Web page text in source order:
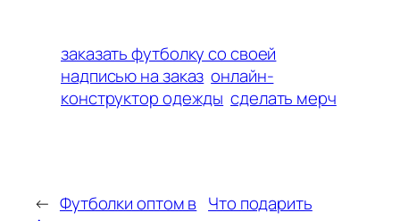
заказать футболку со своей
надписью на заказ онлайн-
конструктор одежды сделать мерч
← Футболки оптом в Что подарить